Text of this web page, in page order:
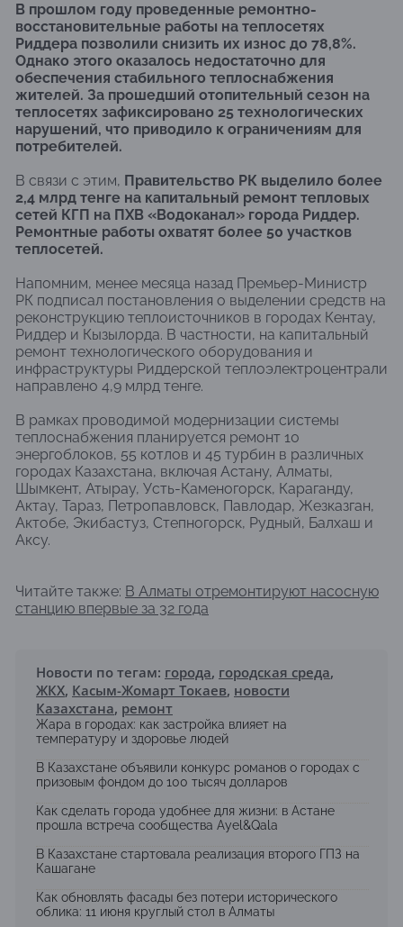
В прошлом году проведенные ремонтно-
восстановительные работы на теплосетях
Риддера позволили снизить их износ до 78,8%.
Однако этого оказалось недостаточно для
обеспечения стабильного теплоснабжения
жителей. За прошедший отопительный сезон на
теплосетях зафиксировано 25 технологических
нарушений, что приводило к ограничениям для
потребителей.
В связи с этим, Правительство РК выделило более
2,4 млрд тенге на капитальный ремонт тепловых
сетей КГП на ПХВ «Водоканал» города Риддер.
Ремонтные работы охватят более 50 участков
теплосетей.
Напомним, менее месяца назад Премьер-Министр
РК подписал постановления о выделении средств на
реконструкцию теплоисточников в городах Кентау,
Риддер и Кызылорда. В частности, на капитальный
ремонт технологического оборудования и
инфраструктуры Риддерской теплоэлектроцентрали
направлено 4,9 млрд тенге.
В рамках проводимой модернизации системы
теплоснабжения планируется ремонт 10
энергоблоков, 55 котлов и 45 турбин в различных
городах Казахстана, включая Астану, Алматы,
Шымкент, Атырау, Усть-Каменогорск, Караганду,
Актау, Тараз, Петропавловск, Павлодар, Жезказган,
Актобе, Экибастуз, Степногорск, Рудный, Балхаш и
Аксу.
Читайте также: В Алматы отремонтируют насосную
станцию впервые за 32 года
Новости по тегам: города, городская среда,
ЖКХ, Касым-Жомарт Токаев, новости
Казахстана, ремонт
Жара в городах: как застройка влияет на
температуру и здоровье людей
В Казахстане объявили конкурс романов о городах с
призовым фондом до 100 тысяч долларов
Как сделать города удобнее для жизни: в Астане
прошла встреча сообщества Ayel&Qala
В Казахстане стартовала реализация второго ГПЗ на
Кашагане
Как обновлять фасады без потери исторического
облика: 11 июня круглый стол в Алматы